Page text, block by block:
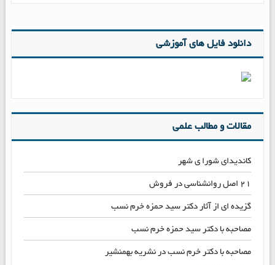
دانلود فایل های آموزشی
مقالات و مطالب علمی
کاندیدای شورا ی شهر
۲۱ اصل روانشناسی در فروش
گزیده ای از آثار دکتر سید حمزه خرم نسب
مصاحبه با دکتر سید حمزه خرم نسب
مصاحبه با دکتر خرم نسب در نشریه بهمنشیر